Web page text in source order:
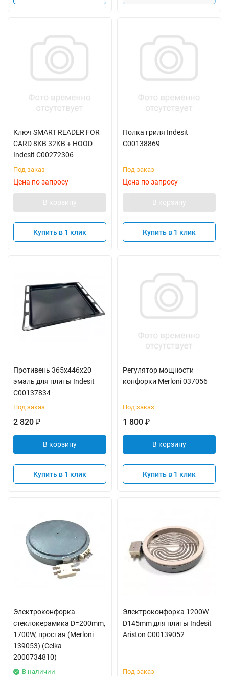
Ключ SMART READER FOR
CARD 8KB 32KB + HOOD
Indesit C00272306
Под заказ
Цена по запросу
В корзину
Купить в 1 клик
Полка гриля Indesit
C00138869
Под заказ
Цена по запросу
В корзину
Купить в 1 клик
Противень 365x446x20
эмаль для плиты Indesit
C00137834
Под заказ
2 820 ₽
В корзину
Купить в 1 клик
Регулятор мощности
конфорки Merloni 037056
Под заказ
1 800 ₽
В корзину
Купить в 1 клик
Электроконфорка
стеклокерамика D=200mm,
1700W, простая (Merloni
139053) (Celka
2000734810)
В наличии
Электроконфорка 1200W
D145mm для плиты Indesit
Ariston C00139052
Под заказ